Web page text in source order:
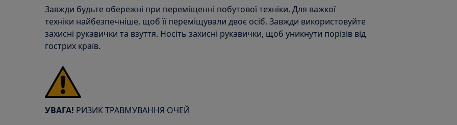
Завжди будьте обережні при переміщенні побутової техніки. Для важкої
техніки найбезпечніше, щоб її переміщували двоє осіб. Завжди використовуйте
захисні рукавички та взуття. Носіть захисні рукавички, щоб уникнути порізів від
гострих країв.
УВАГА! РИЗИК ТРАВМУВАННЯ ОЧЕЙ